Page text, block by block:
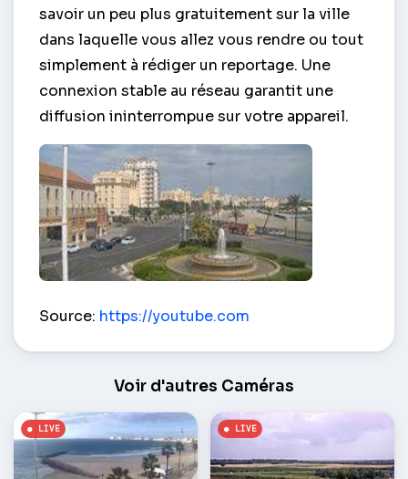
savoir un peu plus gratuitement sur la ville
dans laquelle vous allez vous rendre ou tout
simplement à rédiger un reportage. Une
connexion stable au réseau garantit une
diffusion ininterrompue sur votre appareil.
Source: https://youtube.com
Voir d'autres Caméras